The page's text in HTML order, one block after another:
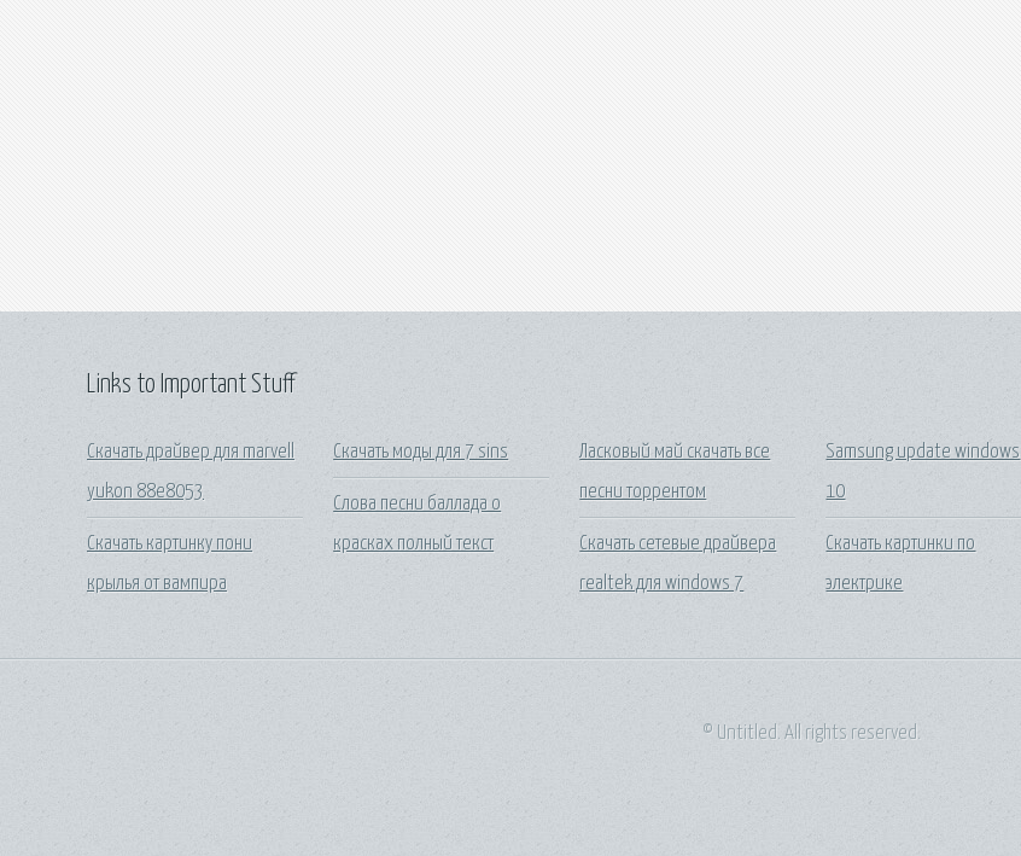
Links to Important Stuff
Скачать драйвер для marvell
yukon 88e8053
Скачать картинку пони
крылья от вампира
Скачать моды для 7 sins
Слова песни баллада о
красках полный текст
Ласковый май скачать все
песни торрентом
Скачать сетевые драйвера
realtek для windows 7
Samsung update windows
10
Скачать картинки по
электрике
© Untitled. All rights reserved.